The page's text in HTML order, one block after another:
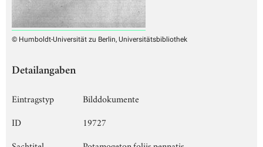
© Humboldt-Universität zu Berlin, Universitätsbibliothek
Detailangaben
Eintragstyp
Bilddokumente
ID
19727